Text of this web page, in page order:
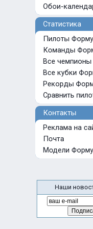
Обои-
Статистика
Пилоты
Команды
Все
Все кубки
Рекорды
Сравнить
Контакты
Реклама на
Почта
Модели
Наши